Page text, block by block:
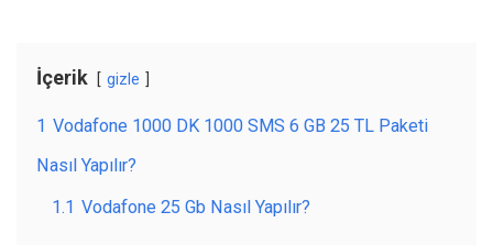
İçerik gizle
1 Vodafone 1000 DK 1000 SMS 6 GB 25 TL Paketi
Nasıl Yapılır?
1.1 Vodafone 25 Gb Nasıl Yapılır?